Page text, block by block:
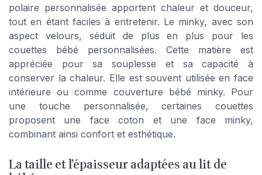
polaire personnalisée apportent chaleur et douceur,
tout en étant faciles à entretenir. Le minky, avec son
aspect velours, séduit de plus en plus pour les
couettes bébé personnalisées. Cette matière est
appréciée pour sa souplesse et sa capacité à
conserver la chaleur. Elle est souvent utilisée en face
intérieure ou comme couverture bébé minky. Pour
une touche personnalisée, certaines couettes
proposent une face coton et une face minky,
combinant ainsi confort et esthétique.
La taille et l’épaisseur adaptées au lit de